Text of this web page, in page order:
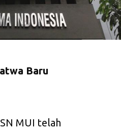
Baru
MUI telah